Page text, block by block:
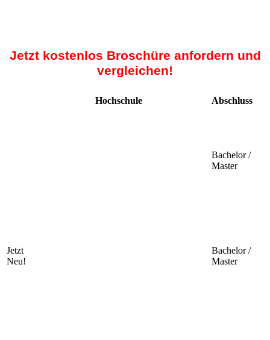
Jetzt kostenlos Broschüre anfordern und
vergleichen!
Hochschule Abschluss
Bachelor /
Master
Jetzt
Neu!
Bachelor /
Master